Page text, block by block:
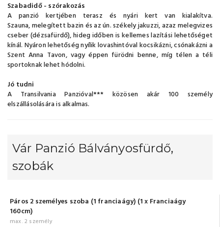
Szabadidő - szórakozás
A panzió kertjében terasz és nyári kert van kialakítva.
Szauna, melegített bazin és az ún. székely jakuzzi, azaz melegvizes
cseber (dézsafürdő), hideg időben is kellemes lazítási lehetőséget
kínál. Nyáron lehetőség nyílik lovashintóval kocsikázni, csónakázni a
Szent Anna Tavon, vagy éppen fürödni benne, míg télen a téli
sportoknak lehet hódolni.
Jó tudni
A Transilvania Panzióval*** közösen akár 100 személy
elszállásolására is alkalmas.
Vár Panzió Bálványosfürdő,
szobák
Páros 2 személyes szoba (1 franciaágy) (1 x Franciaágy
160cm)
max. 2 személy